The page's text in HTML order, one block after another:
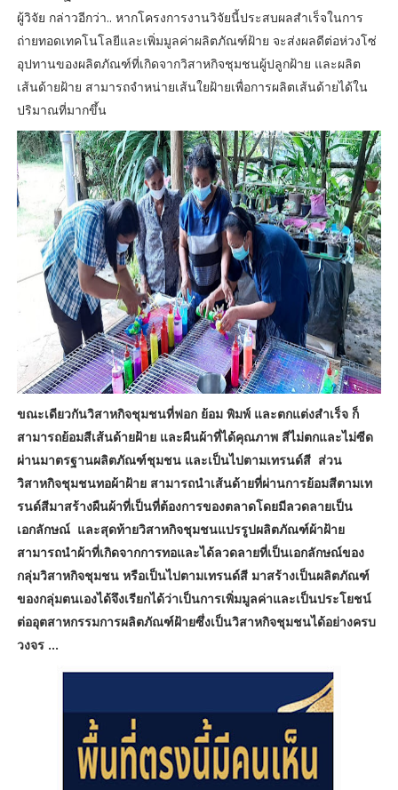
ผู้วิจัย กล่าวอีกว่า.. หากโครงการงานวิจัยนี้ประสบผลสำเร็จในการ
ถ่ายทอดเทคโนโลยีและเพิ่มมูลค่าผลิตภัณฑ์ฝ้าย จะส่งผลดีต่อห่วงโซ่
อุปทานของผลิตภัณฑ์ที่เกิดจากวิสาหกิจชุมชนผู้ปลูกฝ้าย และผลิต
เส้นด้ายฝ้าย สามารถจำหน่ายเส้นใยฝ้ายเพื่อการผลิตเส้นด้ายได้ใน
ปริมาณที่มากขึ้น
ขณะเดียวกันวิสาหกิจชุมชนที่ฟอก ย้อม พิมพ์ และตกแต่งสำเร็จ ก็
สามารถย้อมสีเส้นด้ายฝ้าย และผืนผ้าที่ได้คุณภาพ สีไม่ตกและไม่ซีด
ผ่านมาตรฐานผลิตภัณฑ์ชุมชน และเป็นไปตามเทรนด์สี ส่วน
วิสาหกิจชุมชนทอผ้าฝ้าย สามารถนำเส้นด้ายที่ผ่านการย้อมสีตามเท
รนด์สีมาสร้างผืนผ้าที่เป็นที่ต้องการของตลาดโดยมีลวดลายเป็น
เอกลักษณ์ และสุดท้ายวิสาหกิจชุมชนแปรรูปผลิตภัณฑ์ผ้าฝ้าย
สามารถนำผ้าที่เกิดจากการทอและได้ลวดลายที่เป็นเอกลักษณ์ของ
กลุ่มวิสาหกิจชุมชน หรือเป็นไปตามเทรนด์สี มาสร้างเป็นผลิตภัณฑ์
ของกลุ่มตนเองได้จึงเรียกได้ว่าเป็นการเพิ่มมูลค่าและเป็นประโยชน์
ต่ออุตสาหกรรมการผลิตภัณฑ์ฝ้ายซึ่งเป็นวิสาหกิจชุมชนได้อย่างครบ
วงจร ...